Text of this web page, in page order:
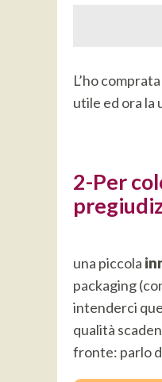
L’ho
utile ed ora la
2-Per
una piccola
packaging
intenderci
qualità
fronte: parlo